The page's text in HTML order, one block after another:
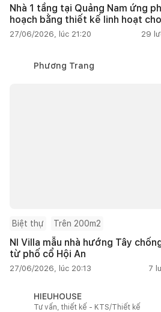
Nhà 1 tầng tại Quảng Nam ứng
hoạch bằng thiết kế linh hoạt
27/06/2026, lúc 21:20 29
Phương Trang
Biệt thự Trên 200m2
NI Villa mẫu nhà hướng Tây
từ phố cổ Hội An
27/06/2026, lúc 20:13 7
HIEUHOUSE
Tư vấn, thiết kế - KTS/Thiết kế